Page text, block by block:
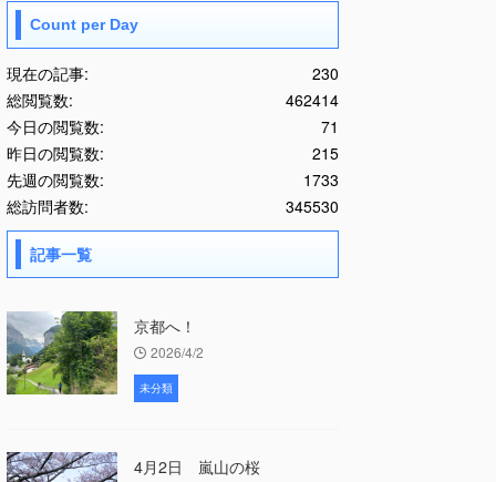
Count per Day
230
現在の記事:
462414
総閲覧数:
71
今日の閲覧数:
215
昨日の閲覧数:
1733
先週の閲覧数:
345530
総訪問者数:
記事一覧
京都へ！
2026/4/2
未分類
4月2日 嵐山の桜